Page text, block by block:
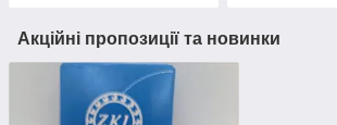
Акційні пропозиції та новинки